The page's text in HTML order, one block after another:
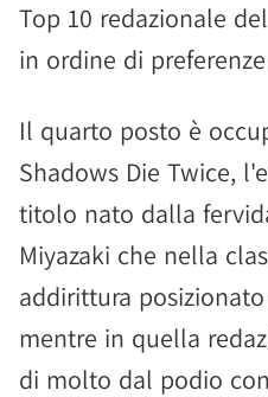
Top 10 redazionale
in ordine di
Il quarto posto è
Shadows Die Twice,
titolo nato dalla
Miyazaki che nella
addirittura
mentre in quella
di molto dal podio